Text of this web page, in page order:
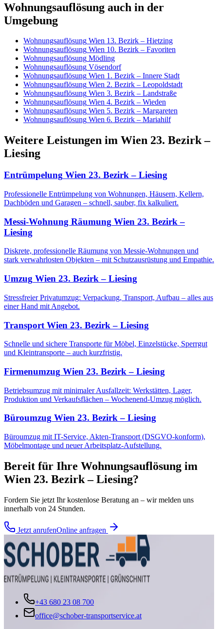
Wohnungsauflösung auch in der
Umgebung
Wohnungsauflösung Wien 13. Bezirk – Hietzing
Wohnungsauflösung Wien 10. Bezirk – Favoriten
Wohnungsauflösung Mödling
Wohnungsauflösung Vösendorf
Wohnungsauflösung Wien 1. Bezirk – Innere Stadt
Wohnungsauflösung Wien 2. Bezirk – Leopoldstadt
Wohnungsauflösung Wien 3. Bezirk – Landstraße
Wohnungsauflösung Wien 4. Bezirk – Wieden
Wohnungsauflösung Wien 5. Bezirk – Margareten
Wohnungsauflösung Wien 6. Bezirk – Mariahilf
Weitere Leistungen im Wien 23. Bezirk –
Liesing
Entrümpelung Wien 23. Bezirk – Liesing
Professionelle Entrümpelung von Wohnungen, Häusern, Kellern,
Dachböden und Garagen – schnell, sauber, fix kalkuliert.
Messi-Wohnung Räumung Wien 23. Bezirk –
Liesing
Diskrete, professionelle Räumung von Messie-Wohnungen und
stark verwahrlosten Objekten – mit Schutzausrüstung und Empathie.
Umzug Wien 23. Bezirk – Liesing
Stressfreier Privatumzug: Verpackung, Transport, Aufbau – alles aus
einer Hand mit Angebot.
Transport Wien 23. Bezirk – Liesing
Schnelle und sichere Transporte für Möbel, Einzelstücke, Sperrgut
und Kleintransporte – auch kurzfristig.
Firmenumzug Wien 23. Bezirk – Liesing
Betriebsumzug mit minimaler Ausfallzeit: Werkstätten, Lager,
Produktion und Verkaufsflächen – Wochenend-Umzug möglich.
Büroumzug Wien 23. Bezirk – Liesing
Büroumzug mit IT-Service, Akten-Transport (DSGVO-konform),
Möbelmontage und neuer Arbeitsplatz-Aufstellung.
Bereit für Ihre Wohnungsauflösung im
Wien 23. Bezirk – Liesing?
Fordern Sie jetzt Ihr kostenlose Beratung an – wir melden uns
innerhalb von 24 Stunden.
Jetzt anrufenOnline anfragen
+43 680 23 08 700
office@schober-transportservice.at